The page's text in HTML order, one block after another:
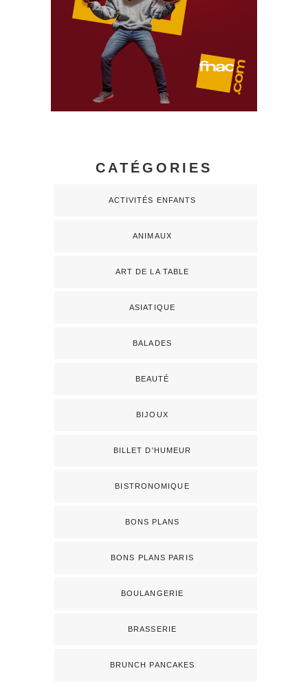
CATÉGORIES
ACTIVITÉS ENFANTS
ANIMAUX
ART DE LA TABLE
ASIATIQUE
BALADES
BEAUTÉ
BIJOUX
BILLET D'HUMEUR
BISTRONOMIQUE
BONS PLANS
BONS PLANS PARIS
BOULANGERIE
BRASSERIE
BRUNCH PANCAKES